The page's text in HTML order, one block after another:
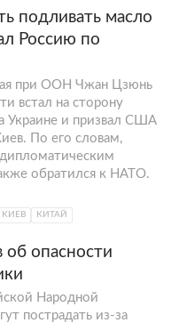
подливать масло
Россию по
при ООН Чжан Цзюнь
встал на сторону
Украине и призвал США
По его словам,
обратился к НАТО.
КИЕВ КИТАЙ
опасности
Народной
пострадать из-за